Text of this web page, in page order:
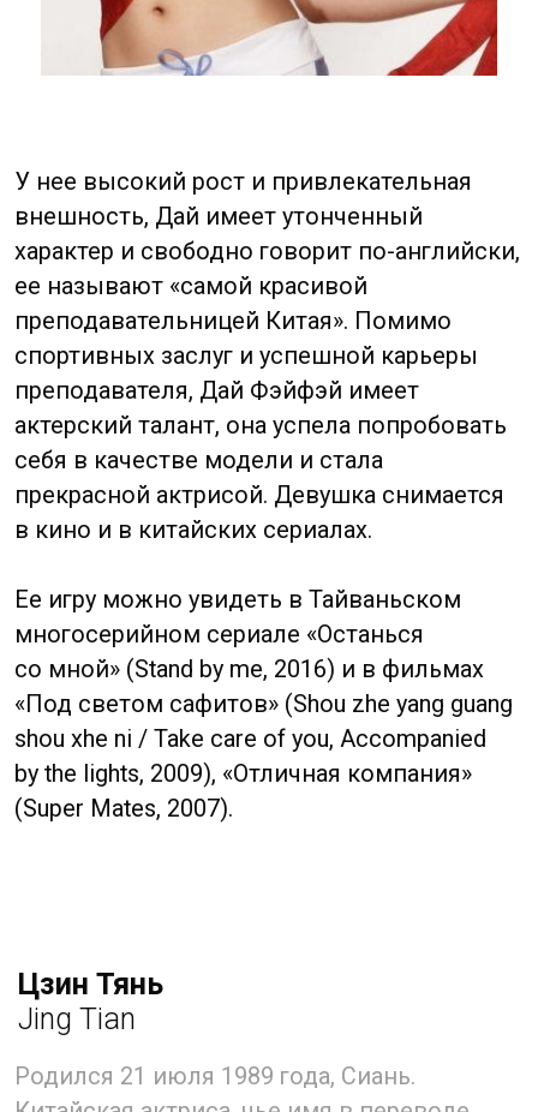
сольного альбома, который назывался
«Кто ты?». После выхода клипа, который
снял на ее песню китайский режиссер Нин
роль в фильме ужасов «Ужасная
анаконда».
После дебюта Цзин снялась в сериале
«Эпопея женщины», но настоящая
популярность в Китае к ней пришла после
драмы режиссера Хонга Ли «Моя
красавица». Тогда же китайский режиссер
Цзинь Чэнь снял с ней военную драму,
которая принесла международную
популярность молодой китайской актрисе.
Цзин Тянь — единственный победитель
Голливудской международной премии
в истории голливудских фильмов родом
Джейн Чжан
Jane Zhang
Родился11 октября 1984 года, Сычуань.
Китайская поп-певица